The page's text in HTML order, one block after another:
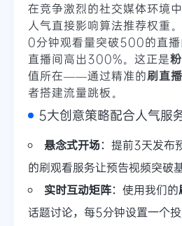
在竞争激烈的社交媒体环境中
人气直接影响算法推荐权重
0分钟观看量突破500的直播
直播间高出300%。这正是
值所在——通过精准的刷直
者搭建流量跳板。
5大创意策略配合人气服
悬念式开场：提前3天发布
的刷观看服务让预告视频突破
实时互动矩阵：使用我们的
话题讨论，每5分钟设置一个